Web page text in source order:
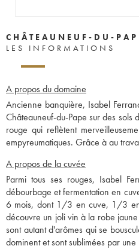
CHÂTEAUNEUF-DU-
LES INFORMATIONS
A propos du domaine
Ancienne banquière, Isabel
Châteauneuf-du-Pape sur des
rouge qui reflètent
empyreumatiques. Grâce à au
A propos de la cuvée
Parmi tous ses rouges, Isabel
débourbage et fermentation en
6 mois, dont 1/3 en cuve, 1/3
découvre un joli vin à la robe
sont autant d'arômes qui se
dominent et sont sublimées par